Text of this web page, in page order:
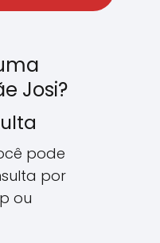
Josi?
pode
por
ou